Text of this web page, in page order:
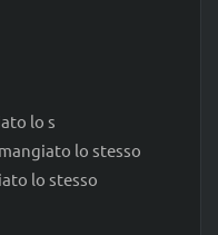
lo s
lo stesso
lo stesso